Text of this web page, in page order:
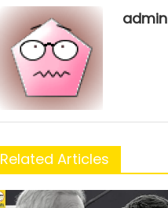
admin
Related Articles